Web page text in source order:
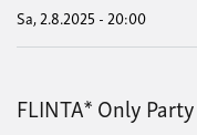
Sa, 2.8.2025 - 20:00
FLINTA* Only Party